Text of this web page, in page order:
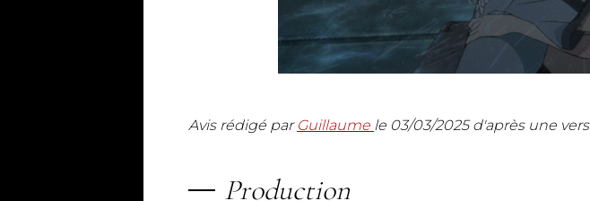
Avis rédigé par Guillaume le 03/03/2025d'après une
Production